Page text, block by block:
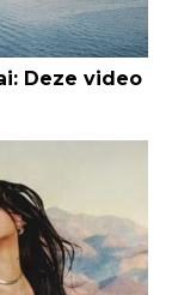
Deze video